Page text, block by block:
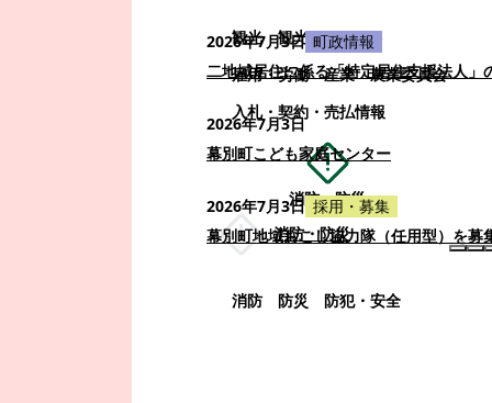
観光
観光・イベント
雇用・労働
産業
農業委員会
入札・契約・売払情報
消防・防災
消防・防災
消防 防災 防犯・安全
2026年7月3日 町政情報
二地域居住に係る「特定居住支援法人」
2026年7月3日
幕別町こども家庭センター
2026年7月3日 採用・募集
幕別町地域おこし協力隊（任用型）を募